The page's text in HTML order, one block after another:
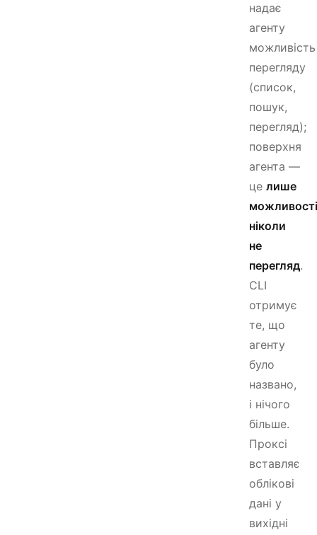
надає
агенту
можливість
перегляду
(список,
пошук,
перегляд);
поверхня
агента —
це лише
ніколи
не
перегляд.
CLI
отримує
те, що
агенту
було
названо,
і нічого
більше.
Проксі
вставляє
облікові
дані у
вихідні